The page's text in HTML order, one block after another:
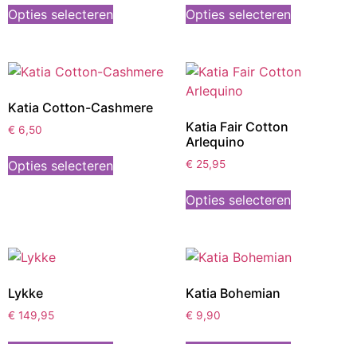
Opties selecteren Opties selecteren
Katia Cotton-Cashmere
€ 6,50
Opties selecteren
Katia Fair Cotton
Arlequino
€ 25,95
Opties selecteren
Lykke
€ 149,95
Katia Bohemian
€ 9,90